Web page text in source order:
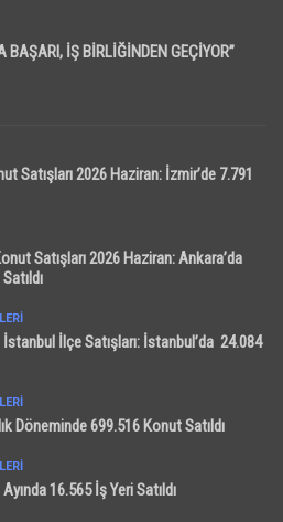
BAŞARI, İŞ BİRLİĞİNDEN GEÇİYOR”
Satışları 2026 Haziran: İzmir’de 7.791
Satışları 2026 Haziran: Ankara’da
İlçe Satışları: İstanbul’da 24.084
Döneminde 699.516 Konut Satıldı
16.565 İş Yeri Satıldı